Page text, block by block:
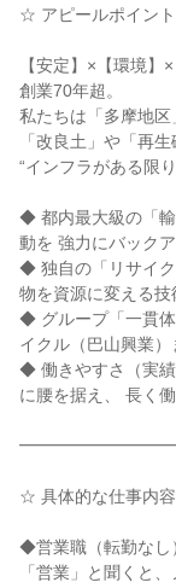
☆ アピールポイン
【安定】×【環境】
創業70年超。
私たちは「多摩地
「改良土」や「再
“インフラがある限
◆ 都内最大級の「
動を 強力にバックア
◆ 独自の「リサイ
物を資源に変える技
◆ グループ「一貫
イクル（巴山興業）
◆ 働きやすさ（実
に腰を据え、 長く
☆ 具体的な仕事内
◆営業職（転勤なし
「営業」と聞くと